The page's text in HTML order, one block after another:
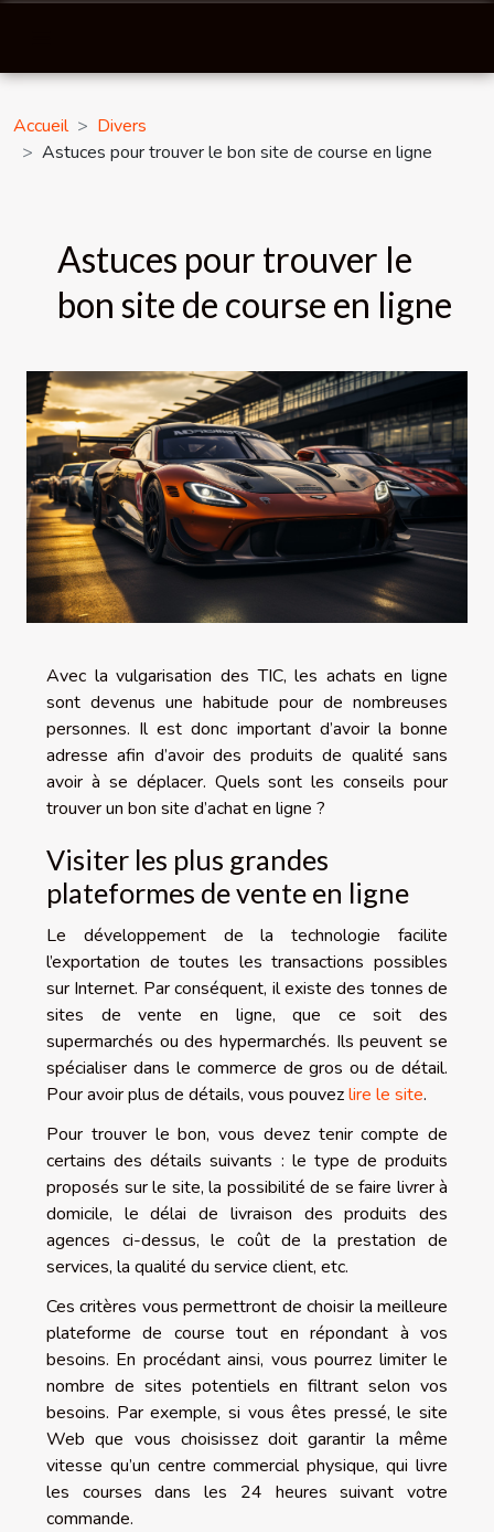
Accueil
Divers
Astuces pour trouver le bon site de course en ligne
Astuces pour trouver le
bon site de course en ligne
Avec la vulgarisation des TIC, les achats en ligne
sont devenus une habitude pour de nombreuses
personnes. Il est donc important d’avoir la bonne
adresse afin d’avoir des produits de qualité sans
avoir à se déplacer. Quels sont les conseils pour
trouver un bon site d’achat en ligne ?
Visiter les plus grandes
plateformes de vente en ligne
Le développement de la technologie facilite
l’exportation de toutes les transactions possibles
sur Internet. Par conséquent, il existe des tonnes de
sites de vente en ligne, que ce soit des
supermarchés ou des hypermarchés. Ils peuvent se
spécialiser dans le commerce de gros ou de détail.
Pour avoir plus de détails, vous pouvezlire le site.
Pour trouver le bon, vous devez tenir compte de
certains des détails suivants : le type de produits
proposés sur le site, la possibilité de se faire livrer à
domicile, le délai de livraison des produits des
agences ci-dessus, le coût de la prestation de
services, la qualité du service client, etc.
Ces critères vous permettront de choisir la meilleure
plateforme de course tout en répondant à vos
besoins. En procédant ainsi, vous pourrez limiter le
nombre de sites potentiels en filtrant selon vos
besoins. Par exemple, si vous êtes pressé, le site
Web que vous choisissez doit garantir la même
vitesse qu’un centre commercial physique, qui livre
les courses dans les 24 heures suivant votre
commande.